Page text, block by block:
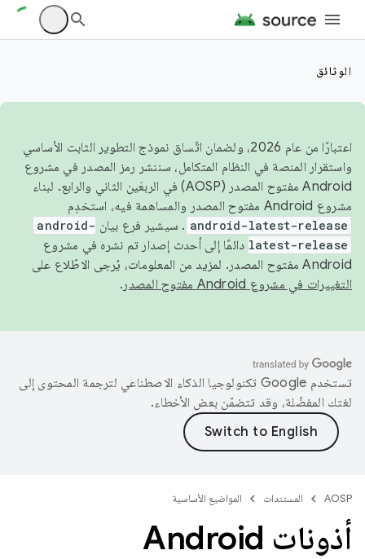
الوثائق
اعتبارًا من عام 2026، ولضمان اتّساق نموذج التطوير الثابت الأساسي
واستقرار المنصة في النظام المتكامل، سننشر رمز المصدر في مشروع
Android مفتوح المصدر (AOSP) في الربعَين الثاني والرابع. لبناء
مشروع Android مفتوح المصدر والمساهمة فيه، استخدِم
android-latest-release . سيشير فرع بيان android-
latest-release دائمًا إلى أحدث إصدار تم نشره في مشروع
Android مفتوح المصدر. لمزيد من المعلومات، يُرجى الاطّلاع على
التغييرات في مشروع Android مفتوح المصدر
.
تستخدم Google تكنولوجيا الذكاء الاصطناعي لترجمة المحتوى إلى
لغتك المفضّلة، وقد تتضمّن بعض الأخطاء.
AOSP المستندات المواضيع الأساسية
أذونات Android